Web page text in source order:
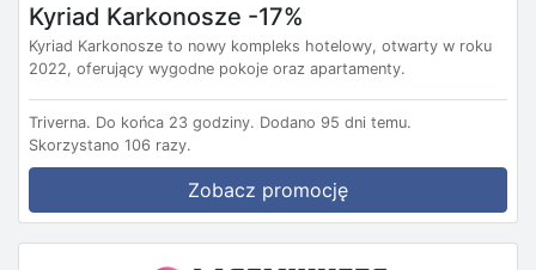
Kyriad Karkonosze -17%
Kyriad Karkonosze to nowy kompleks hotelowy, otwarty w roku
2022, oferujący wygodne pokoje oraz apartamenty.
Triverna. Do końca 23 godziny. Dodano 95 dni temu.
Skorzystano 106 razy.
Zobacz promocję